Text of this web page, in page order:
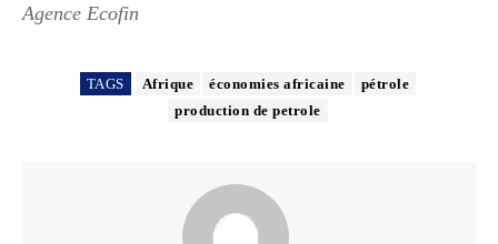
Agence Ecofin
TAGS Afrique économies africaine
pétrole
production de petrole